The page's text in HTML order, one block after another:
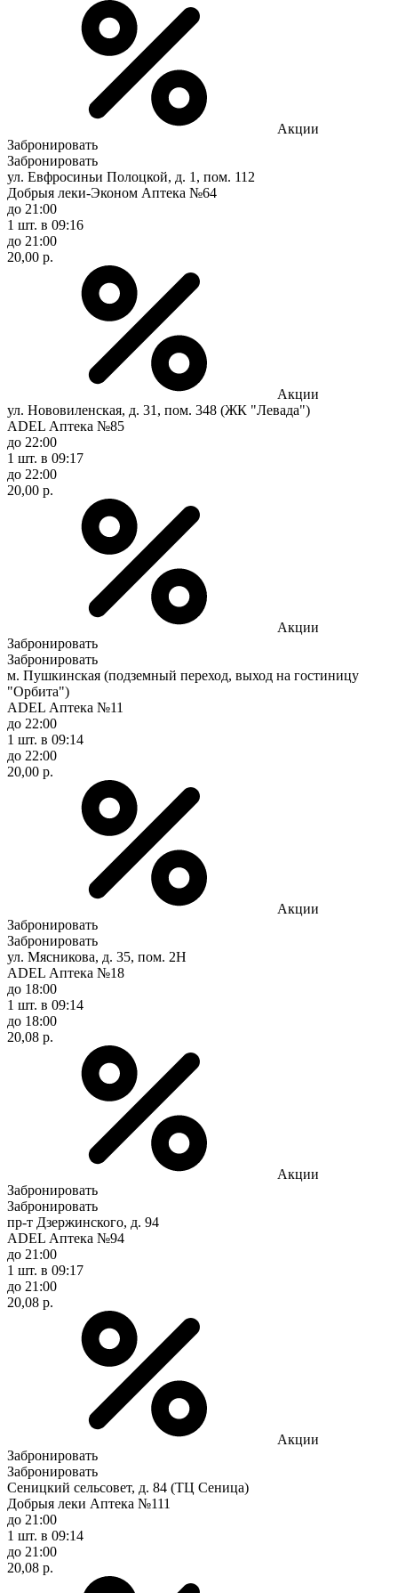
Акции
Забронировать
Забронировать
ул. Евфросиньи Полоцкой, д. 1, пом. 112
Добрыя леки-Эконом Аптека №64
до 21:00
1 шт. в 09:16
до 21:00
20,00 р.
Акции
ул. Нововиленская, д. 31, пом. 348 (ЖК "Левада")
ADEL Аптека №85
до 22:00
1 шт. в 09:17
до 22:00
20,00 р.
Акции
Забронировать
Забронировать
м. Пушкинская (подземный переход, выход на гостиницу
"Орбита")
ADEL Аптека №11
до 22:00
1 шт. в 09:14
до 22:00
20,00 р.
Акции
Забронировать
Забронировать
ул. Мясникова, д. 35, пом. 2Н
ADEL Аптека №18
до 18:00
1 шт. в 09:14
до 18:00
20,08 р.
Акции
Забронировать
Забронировать
пр-т Дзержинского, д. 94
ADEL Аптека №94
до 21:00
1 шт. в 09:17
до 21:00
20,08 р.
Акции
Забронировать
Забронировать
Сеницкий сельсовет, д. 84 (ТЦ Сеница)
Добрыя леки Аптека №111
до 21:00
1 шт. в 09:14
до 21:00
20,08 р.